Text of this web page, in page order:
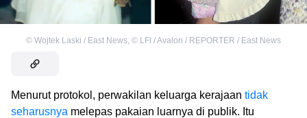
© Wojtek Laski / East News, © LFI / Avalon / REPORTER / East News
Menurut protokol, perwakilan keluarga kerajaan tidak
seharusnya melepas pakaian luarnya di publik. Itu